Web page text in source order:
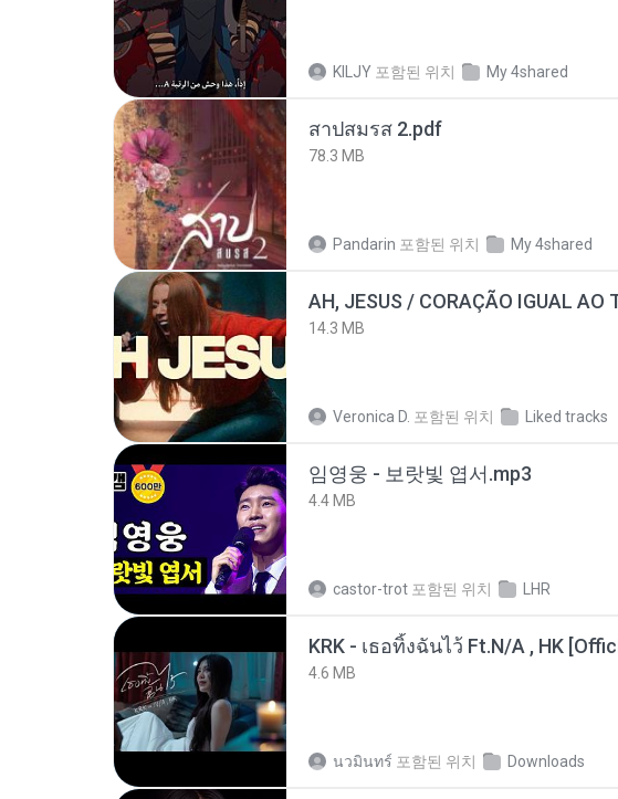
KILJY 포함된 위치 My 4shared
สาปสมรส 2.pdf
78.3 MB
Pandarin 포함된 위치 My 4shared
AH, JESUS / CORAÇÃO IGUAL AO
14.3 MB
Veronica D. 포함된 위치 Liked tracks
임영웅 - 보랏빛 엽서.mp3
4.4 MB
castor-trot 포함된 위치 LHR
4.6 MB
นวมินทร์ 포함된 위치 Downloads